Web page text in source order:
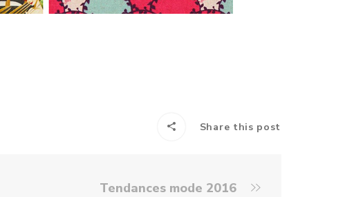
Share this post
Tendances mode 2016